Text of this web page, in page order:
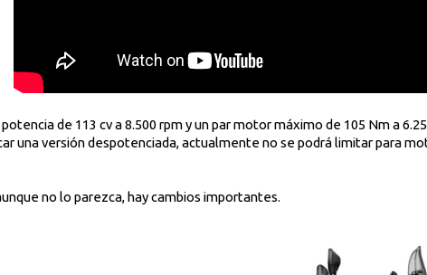
potencia de 113 cv a 8.500 rpm y un par motor máximo de 105 Nm a
una versión despotenciada, actualmente no se podrá limitar para
no lo parezca, hay cambios importantes.